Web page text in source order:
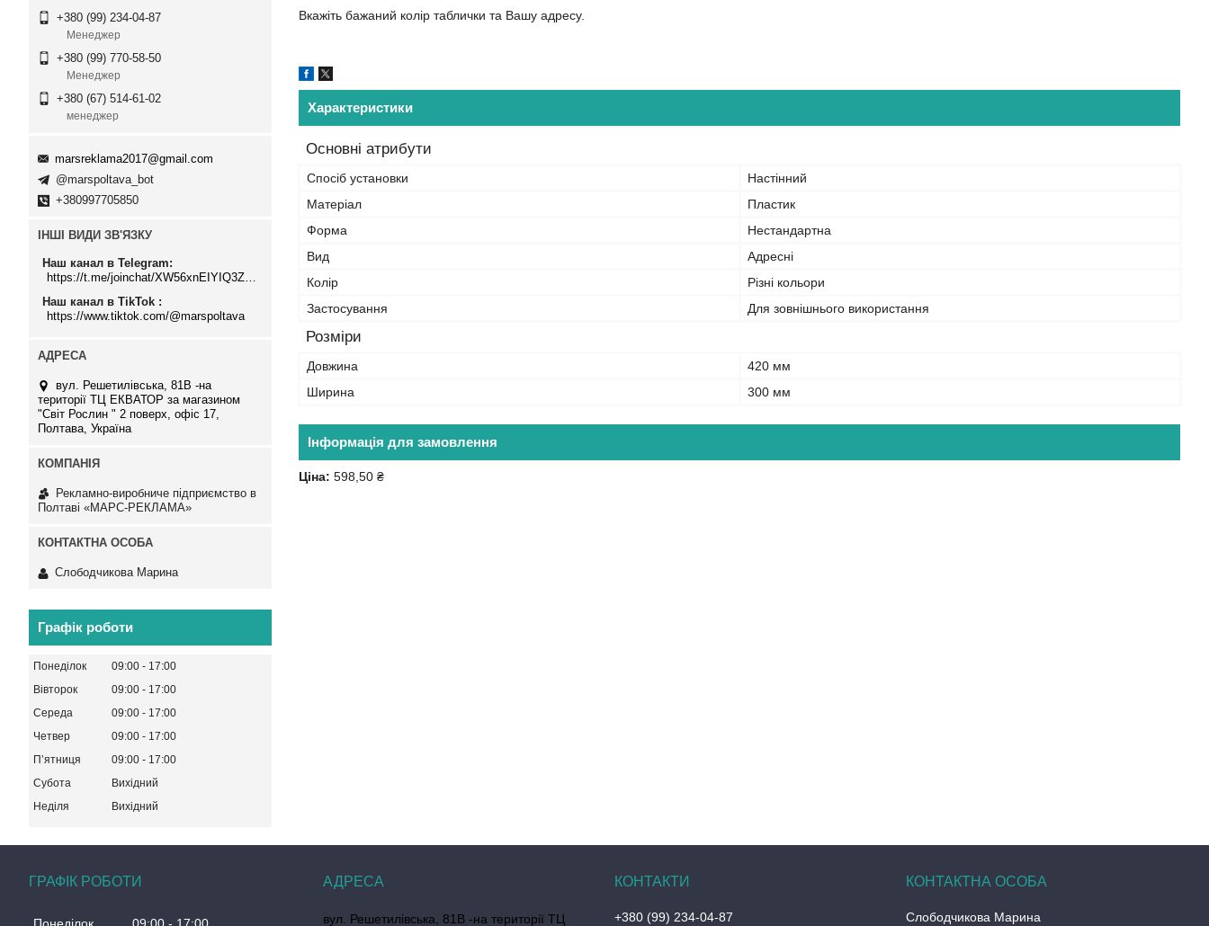
Вкажіть бажаний колір таблички та Вашу адресу.
Характеристики
Основні атрибути
Спосіб установки
Настінний
Матеріал
Пластик
Форма
Нестандартна
Вид
Адресні
Колір
Різні кольори
Застосування
Для зовнішнього використання
Розміри
Довжина
420 мм
Ширина
300 мм
Інформація для замовлення
Ціна: 598,50 ₴
+380 (99) 234-04-87
Менеджер
+380 (99) 770-58-50
Менеджер
+380 (67) 514-61-02
менеджер
marsreklama2017@gmail.com
@marspoltava_bot
+380997705850
ІНШІ ВИДИ ЗВ'ЯЗКУ
Наш канал в Telegram
https://t.me/joinchat/XW56xnEIYIQ3ZTJi
Наш канал в TikTok
https://www.tiktok.com/@marspoltava
вул. Решетилівська, 81В -на
території ТЦ ЕКВАТОР за магазином
"Світ Рослин " 2 поверх, офіс 17,
Полтава, Україна
Рекламно-виробниче підприємство в
Полтаві «МАРС-РЕКЛАМА»
Слободчикова Марина
Графік роботи
Понеділок 09:00
17:00
Вівторок
09:00
17:00
Середа
09:00
17:00
Четвер
09:00
17:00
Пʼятниця
09:00
17:00
Субота
Вихідний
Неділя
Вихідний
ГРАФІК РОБОТИ
Понеділок 09:00 17:00 вул. Решетилівська, 81В -на території ТЦ
+380 (99) 234-04-87
Слободчикова Марина